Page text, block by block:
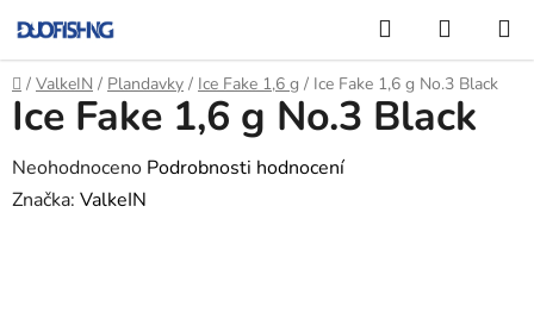
na
obsah
Hledat
KOŠÍK
Domů
/ ValkeIN / Plandavky / Ice Fake 1,6 g / Ice Fake 1,6 g No.3 Black
Ice Fake 1,6 g No.3 Black
Průměrné
hodnocení
Neohodnoceno Podrobnosti hodnocení
Značka: ValkeIN